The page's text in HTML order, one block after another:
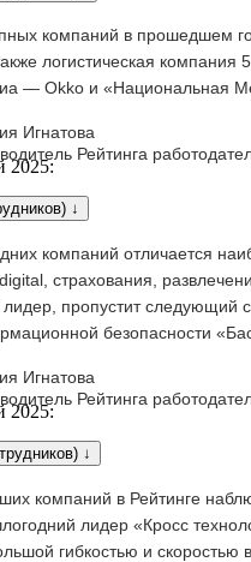
компаний в прошедшем
логистическая компания
— Okko и «Национальная
Игнатова
Рейтинга
↓
компаний отличается
страхования,
лидер, пропустит
безопасности
Игнатова
Рейтинга
↓
компаний в Рейтинге
лидер «Кросс
гибкостью и скоростью